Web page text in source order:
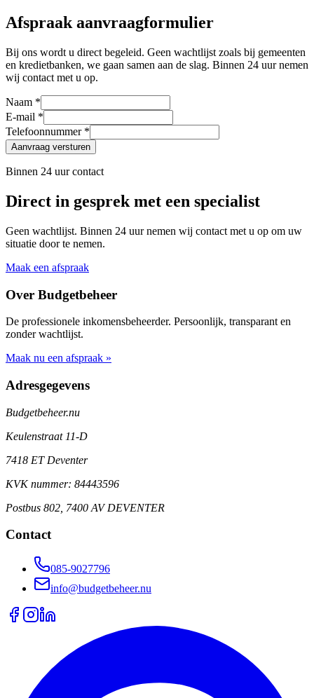
Afspraak aanvraagformulier
Bij ons wordt u direct begeleid. Geen wachtlijst zoals bij gemeenten
en kredietbanken, we gaan samen aan de slag. Binnen 24 uur nemen
wij contact met u op.
Naam *
E-mail *
Telefoonnummer *
Aanvraag versturen
Binnen 24 uur contact
Direct in gesprek met een specialist
Geen wachtlijst. Binnen 24 uur nemen wij contact met u op om uw
situatie door te nemen.
Maak een afspraak
Over Budgetbeheer
De professionele inkomensbeheerder. Persoonlijk, transparant en
zonder wachtlijst.
Maak nu een afspraak »
Adresgegevens
Budgetbeheer.nu
Keulenstraat 11-D
7418 ET Deventer
KVK nummer: 84443596
Postbus 802, 7400 AV DEVENTER
Contact
085-9027796
info@budgetbeheer.nu